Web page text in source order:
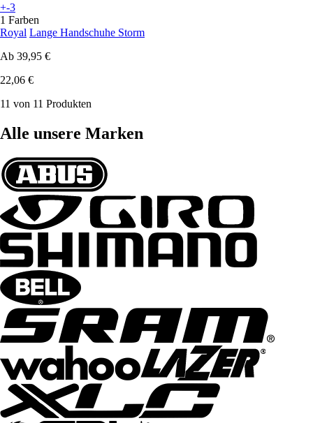
+-3
1 Farben
Royal Lange Handschuhe Storm
Ab 39,95 €
22,06 €
11 von 11 Produkten
Alle unsere Marken